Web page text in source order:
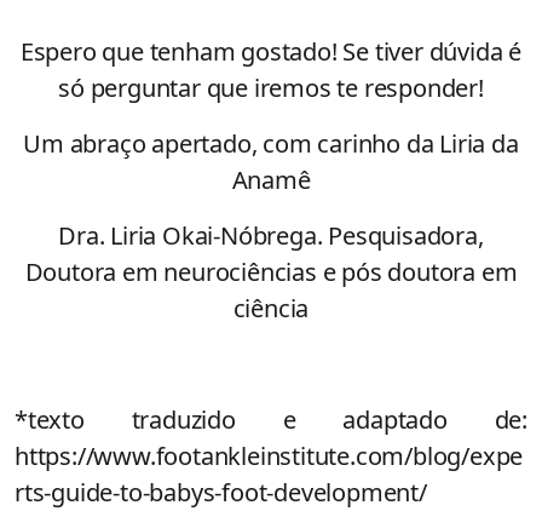
Espero que tenham gostado! Se tiver dúvida é
só perguntar que iremos te responder!
Um abraço apertado, com carinho da Liria da
Anamê
Dra. Liria Okai-Nóbrega. Pesquisadora,
Doutora em neurociências e pós doutora em
ciência
*texto traduzido e adaptado de:
https://www.footankleinstitute.com/blog/expe
rts-guide-to-babys-foot-development/